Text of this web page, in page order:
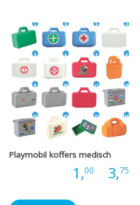
€0,20
Playmobil koffers medisch
1,00 3,75